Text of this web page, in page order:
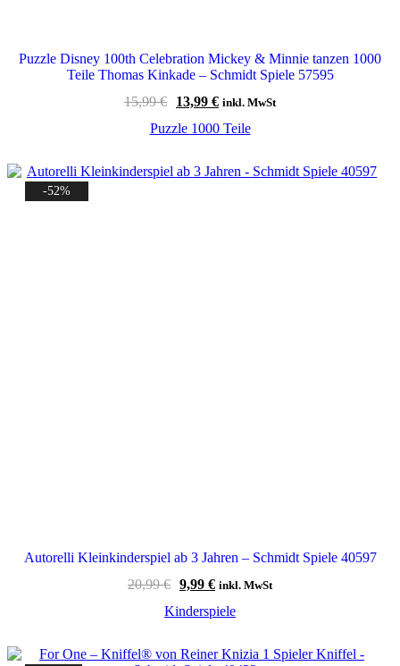
Puzzle Disney 100th Celebration Mickey & Minnie tanzen 1000
Teile Thomas Kinkade – Schmidt Spiele 57595
15,99€
Ursprünglicher
war:
13,99 €Aktueller
ist:
inkl. MwSt
Puzzle 1000 Teile
-52%
Autorelli Kleinkinderspiel ab 3 Jahren – Schmidt Spiele 40597
20,99€ Ursprünglicher
war:
9,99 €Aktueller
ist:
inkl. MwSt
Kinderspiele